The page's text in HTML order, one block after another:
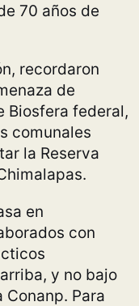
70 años de
recordaron
de
Biosfera federal,
comunales
la Reserva
en
con
y no bajo
Para